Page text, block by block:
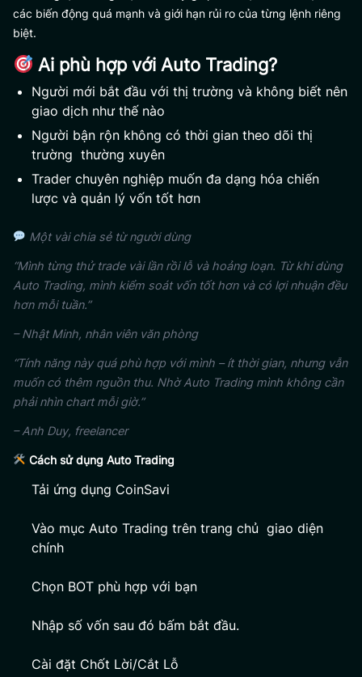
các biến động quá mạnh và giới hạn rủi ro của từng lệnh riêng
biệt.
Ai phù hợp với Auto Trading?
Người mới bắt đầu với thị trường và không biết nên
giao dịch như thế nào
Người bận rộn không có thời gian theo dõi thị
trường thường xuyên
Trader chuyên nghiệp muốn đa dạng hóa chiến
lược và quản lý vốn tốt hơn
Một vài chia sẻ từ người dùng
“Mình từng thử trade vài lần rồi lỗ và hoảng loạn. Từ khi dùng
Auto Trading, mình kiểm soát vốn tốt hơn và có lợi nhuận đều
hơn mỗi tuần.”
– Nhật Minh, nhân viên văn phòng
“Tính năng này quá phù hợp với mình – ít thời gian, nhưng vẫn
muốn có thêm nguồn thu. Nhờ Auto Trading mình không cần
phải nhìn chart mỗi giờ.”
– Anh Duy, freelancer
Cách sử dụng Auto Trading
Tải ứng dụng CoinSavi
Vào mục Auto Trading trên trang chủ giao diện
chính
Chọn BOT phù hợp với bạn
Nhập số vốn sau đó bấm bắt đầu.
Cài đặt Chốt Lời/Cắt Lỗ